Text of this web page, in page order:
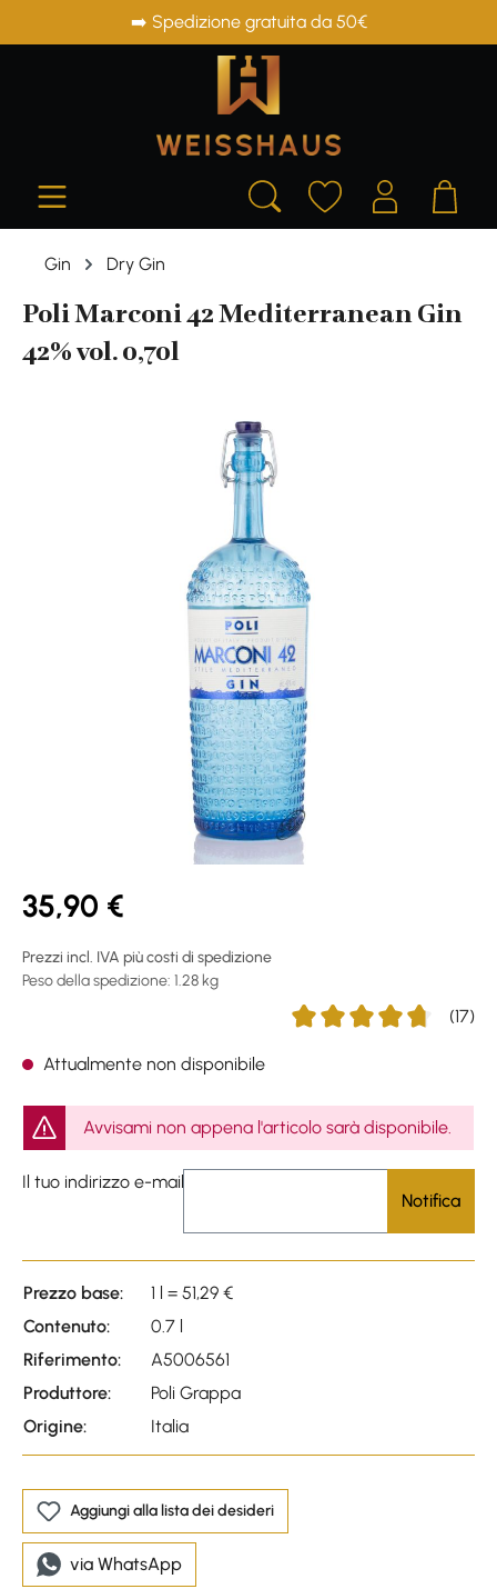
➡️ Spedizione gratuita da 50€
Gin Dry Gin
Poli Marconi 42 Mediterranean Gin
42% vol. 0,70l
35,90 €
Prezzi incl. IVA più costi di spedizione
Peso della spedizione: 1.28 kg
(17)
Attualmente non disponibile
Avvisami non appena l'articolo sarà disponibile.
Il tuo indirizzo e-mail
Notifica
Prezzo base:
1 l = 51,29 €
Contenuto:
0.7 l
Riferimento:
A5006561
Produttore:
Poli Grappa
Origine:
Italia
Aggiungi alla lista dei desideri
via WhatsApp